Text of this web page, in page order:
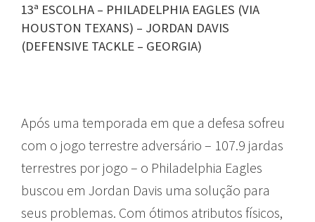
13ª ESCOLHA – PHILADELPHIA EAGLES (VIA
HOUSTON TEXANS) – JORDAN DAVIS
(DEFENSIVE TACKLE – GEORGIA)
Após uma temporada em que a defesa sofreu
com o jogo terrestre adversário – 107.9 jardas
terrestres por jogo – o Philadelphia Eagles
buscou em Jordan Davis uma solução para
seus problemas. Com ótimos atributos físicos,